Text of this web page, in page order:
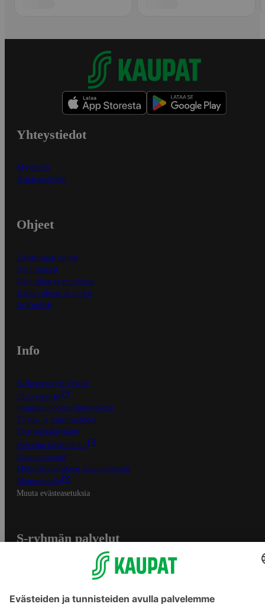
Yhteystiedot
Myymälät
Asiakaspalvelu
Ohjeet
Ensitilaajan ohjeet
Näin maksat
Näin tilaat ja muokkaat
Kaikki ohjeet ja vinkit
In English
Info
S-Business yrityksille
Oiva-raportit
Osuuskauppojen yhteystiedot
Tilaus- ja toimitusehdot
Tietosuojakäytäntö
Palvelun käyttöehdot
Saavutettavuus
Mobiilisovelluksen saavutettavuus
Mainostajalle
Muuta evästeasetuksia
S-ryhmän palvelut
Yhteishyvä Ruoka -sovellus